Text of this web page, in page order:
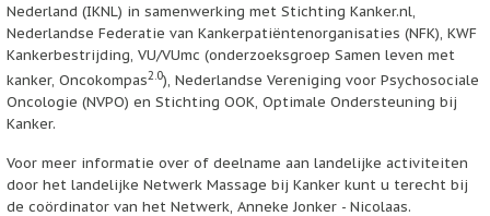
Nederland (IKNL) in samenwerking met Stichting Kanker.nl,
Nederlandse Federatie van Kankerpatiëntenorganisaties (NFK), KWF
Kankerbestrijding, VU/VUmc (onderzoeksgroep Samen leven met
kanker, Oncokompas2.0), Nederlandse Vereniging voor Psychosociale
Oncologie (NVPO) en Stichting OOK, Optimale Ondersteuning bij
Kanker.
Voor meer informatie over of deelname aan landelijke activiteiten
door het landelijke Netwerk Massage bij Kanker kunt u terecht bij
de coördinator van het Netwerk, Anneke Jonker - Nicolaas.